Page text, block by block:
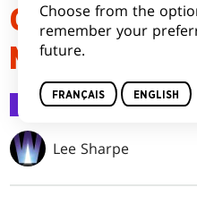
GRENOUILLE
MTG ARENA
MTG Arena 28 mai 2024
Lee Sharpe
Choose from the
remember your
future.
FRANÇAIS ENGLISH